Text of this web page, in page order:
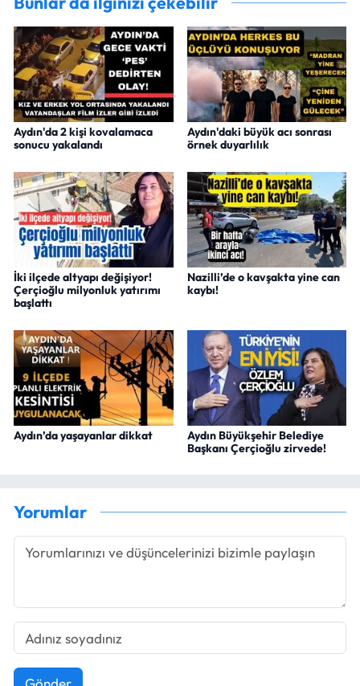
Aydın'da 2 kişi kovalamaca
sonucu yakalandı
Aydın'daki büyük acı sonrası
örnek duyarlılık
İki ilçede altyapı değişiyor!
Çerçioğlu milyonluk yatırımı
başlattı
Nazilli’de o kavşakta yine can
kaybı!
Aydın’da yaşayanlar dikkat
Aydın Büyükşehir Belediye
Başkanı Çerçioğlu zirvede!
Yorumlar